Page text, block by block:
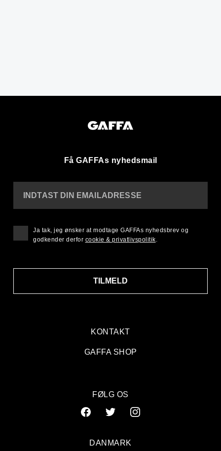
Få GAFFAs nyhedsmail
KONTAKT
GAFFA SHOP
INDTAST DIN EMAILADRESSE
TILMELD
Ja tak, jeg ønsker at modtage GAFFAs nyhedsbrev og
godkender derfor cookie & privatlivspolitik
FØLG OS
DANMARK